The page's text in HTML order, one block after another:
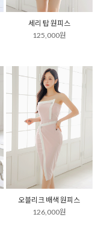
세리 탑 원피스
125,000원
오블리크 배색 원피스
126,000원